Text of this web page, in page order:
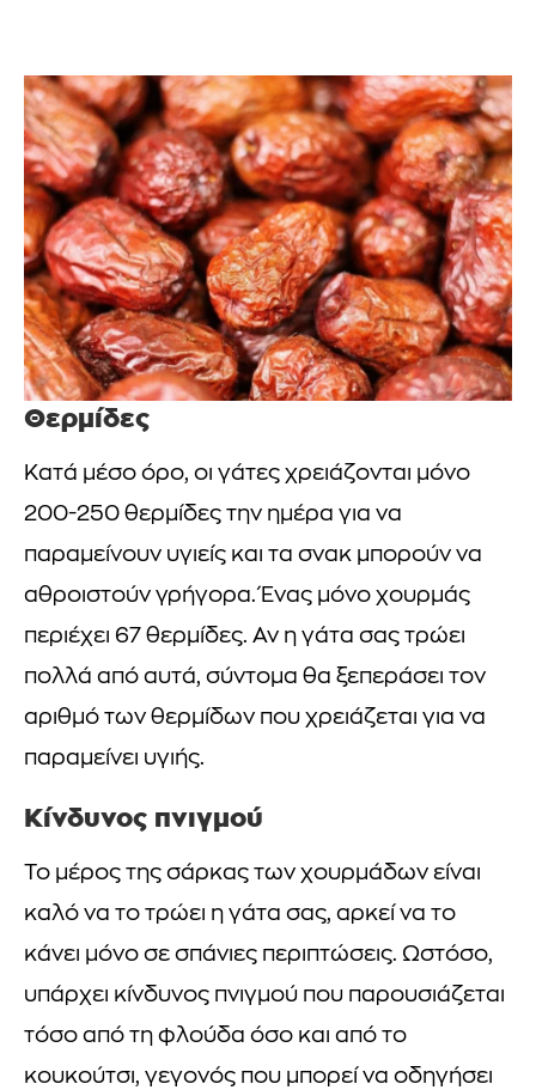
Θερμίδες
Κατά μέσο όρο, οι γάτες χρειάζονται μόνο
200-250 θερμίδες την ημέρα για να
παραμείνουν υγιείς και τα σνακ μπορούν να
αθροιστούν γρήγορα. Ένας μόνο χουρμάς
περιέχει 67 θερμίδες. Αν η γάτα σας τρώει
πολλά από αυτά, σύντομα θα ξεπεράσει τον
αριθμό των θερμίδων που χρειάζεται για να
παραμείνει υγιής.
Κίνδυνος πνιγμού
Το μέρος της σάρκας των χουρμάδων είναι
καλό να το τρώει η γάτα σας, αρκεί να το
κάνει μόνο σε σπάνιες περιπτώσεις. Ωστόσο,
υπάρχει κίνδυνος πνιγμού που παρουσιάζεται
τόσο από τη φλούδα όσο και από το
κουκούτσι, γεγονός που μπορεί να οδηγήσει